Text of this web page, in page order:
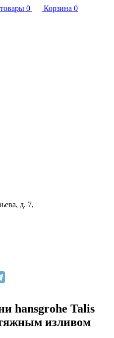
0 Корзина 0
д. 7,
hansgrohe Talis
изливом